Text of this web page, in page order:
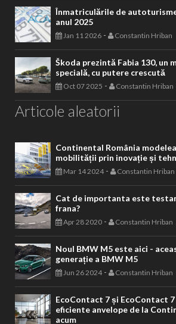
Înmatriculările de
anul 2025
Jan 11 2026 - Constantin Hriban
Škoda prezintă Fabia 130, un
specială, cu putere crescută
Oct 07 2025 - Constantin Hriban
Articole aleatorii
Continental România
mobilității prin inovație și
Mar 14 2024- Constantin Hriban
Cat de importanta este
frana?
Apr 28 2020 - Constantin Hriban
Noul BMW M5 este aici -
generație a BMW M5
Jun 26 2024- Constantin Hriban
EcoContact 7 și EcoContact 7
eficiente anvelope de la
acum